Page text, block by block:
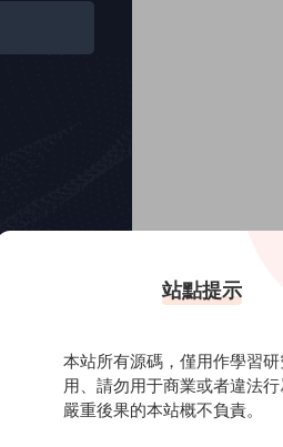
站點提示
本站所有源碼，僅用作學習研
用、請勿用于商業或者違法
嚴重後果的本站概不負責。